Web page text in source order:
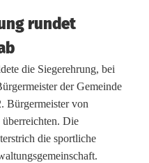
rundet
die Siegerehrung, bei
der Gemeinde
Bürgermeister von
Die
die sportliche